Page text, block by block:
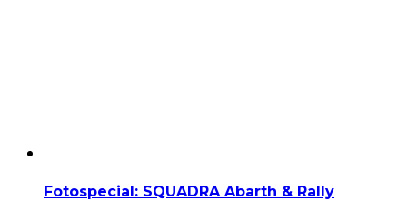
Fotospecial: SQUADRA Abarth & Rally